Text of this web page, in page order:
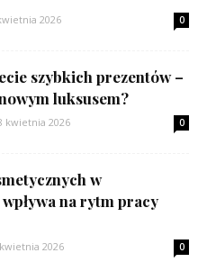
2026 0
szybkich prezentów –
luksusem?
kwietnia 2026 0
w
na rytm pracy
2026 0